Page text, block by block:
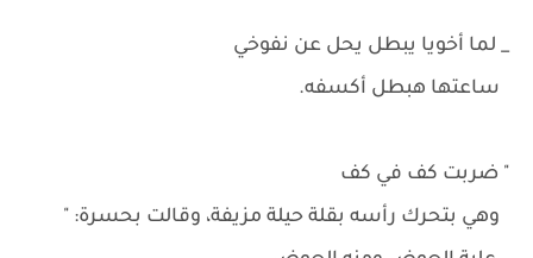
_ لما أخويا يبطل يحل عن نفوخي
ساعتها هبطل أكسفه.
" ضربت كف في كف
وهي بتحرك رأسه بقلة حيلة مزيفة، وقالت بحسرة: "